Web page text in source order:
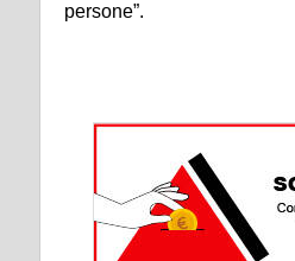
persone”.